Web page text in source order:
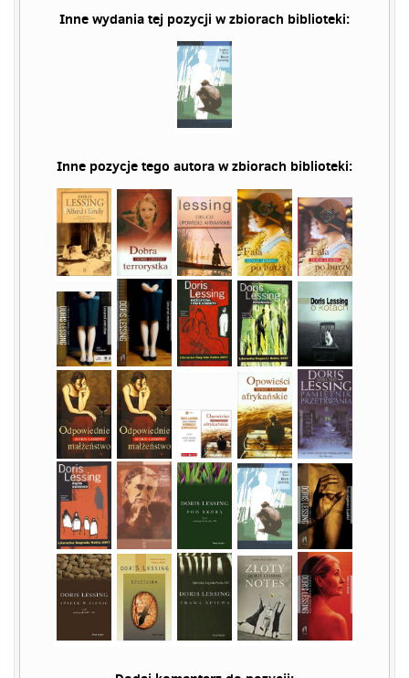
Inne wydania tej pozycji w zbiorach biblioteki:
Inne pozycje tego autora w zbiorach biblioteki: